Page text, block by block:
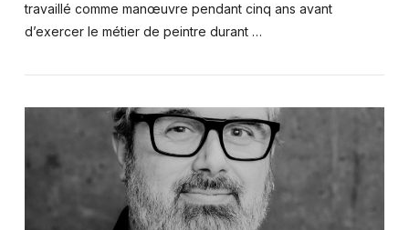
VIEW POST
travaillé comme manœuvre pendant cinq ans avant
d’exercer le métier de peintre durant …